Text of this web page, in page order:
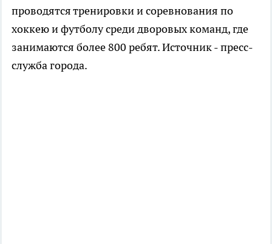
проводятся тренировки и соревнования по
хоккею и футболу среди дворовых команд, где
занимаются более 800 ребят. Источник - пресс-
служба города.